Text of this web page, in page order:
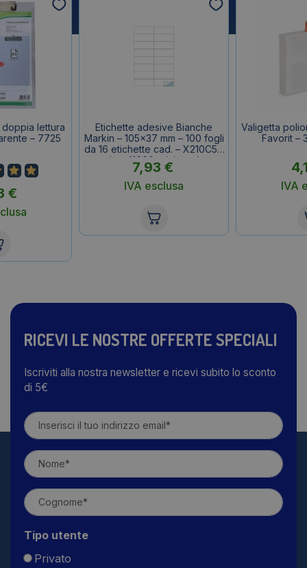
lettura
– 7725
€
Etichette adesive Bianche
Markin – 105×37 mm – 100 fogli
da 16 etichette cad. – X210C511
(conf.1600 etichette)
7,93 €
IVA esclusa
Valigetta
Favorit –
IVA
RICEVI LE NOSTRE OFFERTE SPECIALI
Iscriviti alla nostra newsletter e ricevi subito lo sconto
di 5€
Tipo utente
Privato